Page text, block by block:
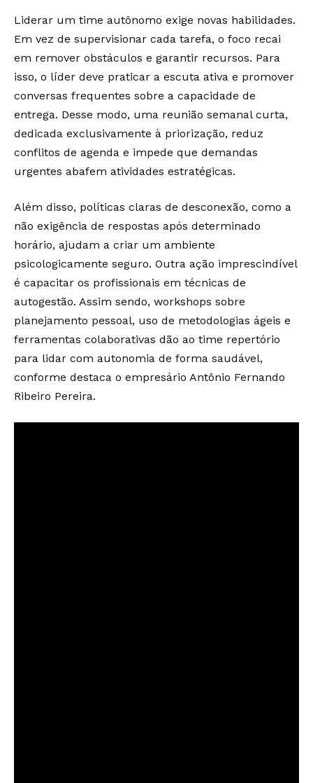
Liderar um time autônomo exige novas habilidades.
Em vez de supervisionar cada tarefa, o foco recai
em remover obstáculos e garantir recursos. Para
isso, o líder deve praticar a escuta ativa e promover
conversas frequentes sobre a capacidade de
entrega. Desse modo, uma reunião semanal curta,
dedicada exclusivamente à priorização, reduz
conflitos de agenda e impede que demandas
urgentes abafem atividades estratégicas.
Além disso, políticas claras de desconexão, como a
não exigência de respostas após determinado
horário, ajudam a criar um ambiente
psicologicamente seguro. Outra ação imprescindível
é capacitar os profissionais em técnicas de
autogestão. Assim sendo, workshops sobre
planejamento pessoal, uso de metodologias ágeis e
ferramentas colaborativas dão ao time repertório
para lidar com autonomia de forma saudável,
conforme destaca o empresário Antônio Fernando
Ribeiro Pereira.